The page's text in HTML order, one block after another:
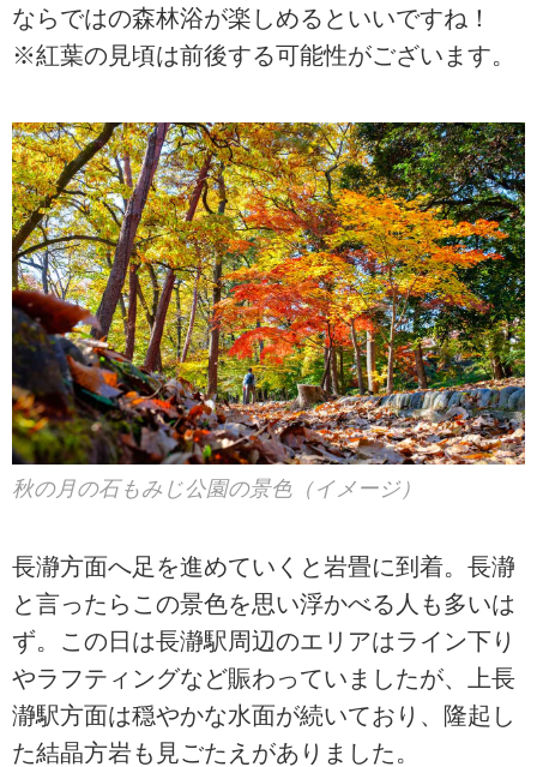
ならではの森林浴が楽しめるといいですね！
※紅葉の見頃は前後する可能性がございます。
秋の月の石もみじ公園の景色（イメージ）
長瀞方面へ足を進めていくと岩畳に到着。長瀞
と言ったらこの景色を思い浮かべる人も多いは
ず。この日は長瀞駅周辺のエリアはライン下り
やラフティングなど賑わっていましたが、上長
瀞駅方面は穏やかな水面が続いており、隆起し
た結晶方岩も見ごたえがありました。